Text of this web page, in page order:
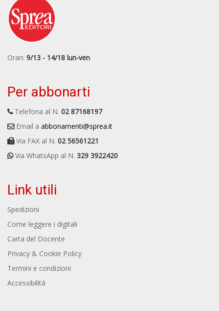
Orari: 9/13 - 14/18 lun-ven
Per abbonarti
Telefona al N. 02 87168197
Email a abbonamenti@sprea.it
Via FAX al N. 02 56561221
Via WhatsApp al N. 329 3922420
Link utili
Spedizioni
Come leggere i digitali
Carta del Docente
Privacy & Cookie Policy
Termini e condizioni
Accessibilità